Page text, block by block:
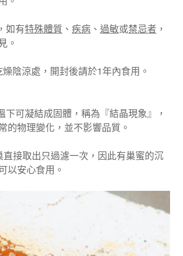
如有特殊體質 、 疾病 、 過敏或禁忌者 ，
。
燥陰涼處，開封後請於1年內食用。
下可凝結成固體，稱為『結晶現象』，
的物理變化，並不影響品質。
接取出只過濾一次，因此有巢蜜的沉
以安心食用。